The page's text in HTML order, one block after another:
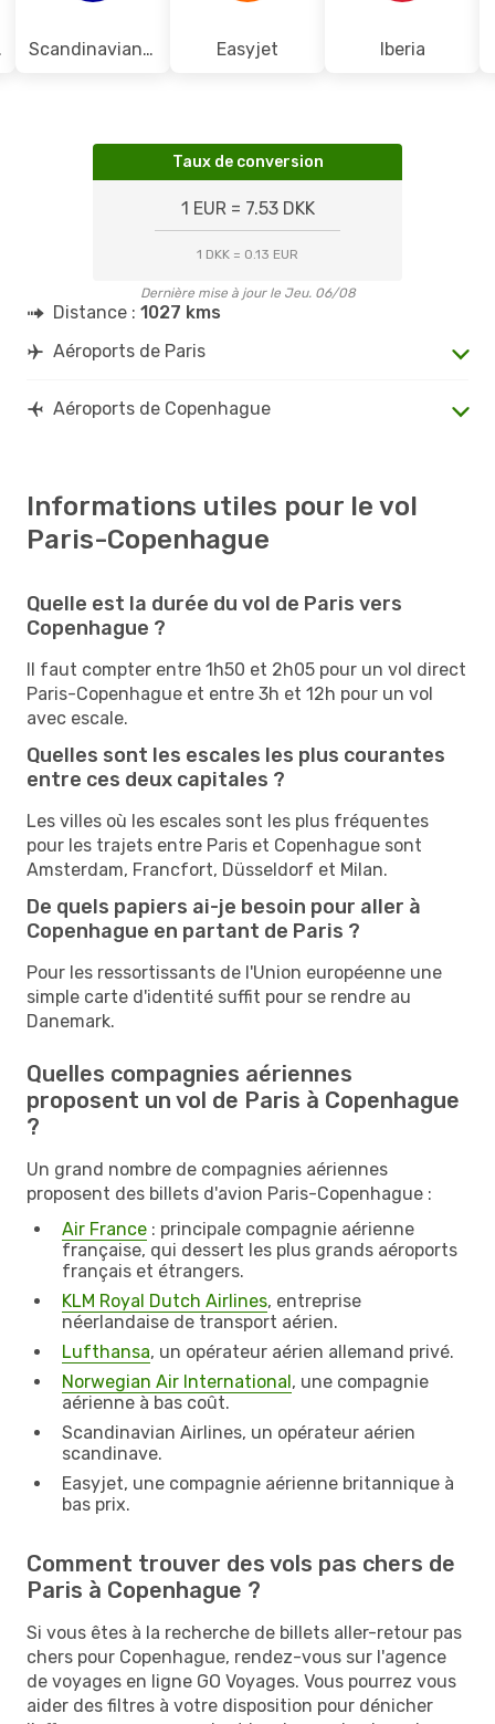
Scandinavian Airlines Easyjet Iberia
Taux de conversion
1 EUR = 7.53 DKK
1 DKK = 0.13 EUR
Dernière mise à jour le Jeu. 06/08
Distance : 1027 kms
Aéroports de Paris
Aéroports de Copenhague
Informations utiles pour le vol
Paris-Copenhague
Quelle est la durée du vol de Paris vers
Copenhague ?
Il faut compter entre 1h50 et 2h05 pour un vol direct
Paris-Copenhague et entre 3h et 12h pour un vol
avec escale.
Quelles sont les escales les plus courantes
entre ces deux capitales ?
Les villes où les escales sont les plus fréquentes
pour les trajets entre Paris et Copenhague sont
Amsterdam, Francfort, Düsseldorf et Milan.
De quels papiers ai-je besoin pour aller à
Copenhague en partant de Paris ?
Pour les ressortissants de l'Union européenne une
simple carte d'identité suffit pour se rendre au
Danemark.
Quelles compagnies aériennes
proposent un vol de Paris à Copenhague
?
Un grand nombre de compagnies aériennes
proposent des billets d'avion Paris-Copenhague :
Air France : principale compagnie aérienne
française, qui dessert les plus grands aéroports
français et étrangers.
KLM Royal Dutch Airlines, entreprise
néerlandaise de transport aérien.
Lufthansa, un opérateur aérien allemand privé.
Norwegian Air International, une compagnie
aérienne à bas coût.
Scandinavian Airlines, un opérateur aérien
scandinave.
Easyjet, une compagnie aérienne britannique à
bas prix.
Comment trouver des vols pas chers de
Paris à Copenhague ?
Si vous êtes à la recherche de billets aller-retour pas
chers pour Copenhague, rendez-vous sur l'agence
de voyages en ligne GO Voyages. Vous pourrez vous
aider des filtres à votre disposition pour dénicher